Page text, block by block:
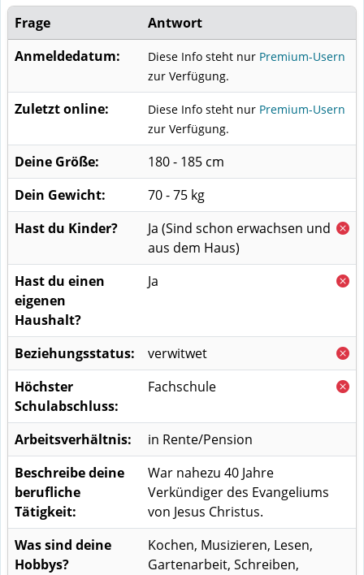
Frage
Antwort
Anmeldedatum:
Diese Info steht nur Premium-Usern
zur Verfügung.
Zuletzt online: Diese Info steht nur Premium-Usern
zur Verfügung.
Deine Größe:
180 - 185 cm
Dein Gewicht:
70 - 75 kg
Hast du Kinder?
Ja (Sind schon erwachsen und
aus dem Haus)
Hast du einen
eigenen
Haushalt?
Ja
Beziehungsstatus:
verwitwet
Höchster
Schulabschluss:
Fachschule
Arbeitsverhältnis:
in Rente/Pension
Beschreibe deine
berufliche
Tätigkeit:
War nahezu 40 Jahre
Verkündiger des Evangeliums
von Jesus Christus.
Was sind deine
Hobbys?
Kochen, Musizieren, Lesen,
Gartenarbeit, Schreiben,